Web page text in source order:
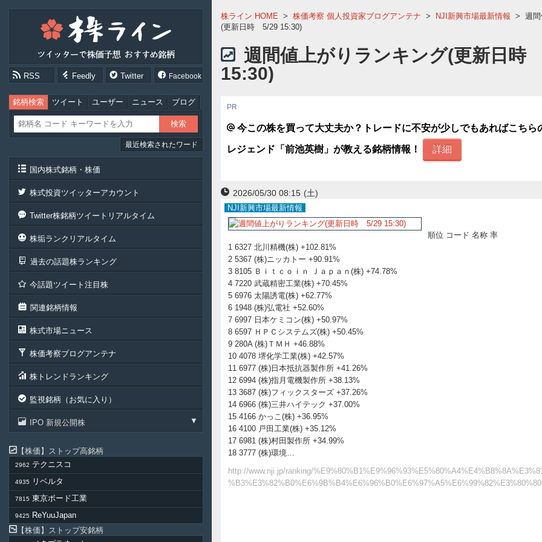
RSS Feedly Twitter Facebook
銘柄検索 ツイート ユーザー ニュース ブログ
最近検索されたワード
国内株式銘柄・株価
株式投資ツイッターアカウント
Twitter株銘柄ツイートリアルタイム
株垢ランクリアルタイム
過去の話題株ランキング
今話題ツイート注目株
関連銘柄情報
株式市場ニュース
株価考察ブログアンテナ
株トレンドランキング
監視銘柄（お気に入り）
IPO 新規公開株
株価 ストップ高銘柄
2962 テクニスコ
4935 リベルタ
7815 東京ボード工業
9425
ReYuuJapan
株価
ストップ安銘柄
株ライン HOME > 株価考察 個人投資家ブログアンテナ > NJI新興市場最新情報 > 週間
(更新日時 5/29 15:30)
週間値上がりランキング(更新日時
15:30)
今この株を買って大丈夫か？トレードに不安が少しでもあればこち
レジェンド「前池英樹」が教える銘柄情報！ 詳細
2026/05/30 08:15 (土)
NJI新興市場最新情報
順位 コード 名称 率
1 6327 北川精機(株) +102.81%
2 5367 (株)ニッカトー +90.91%
3 8105 Ｂｉｔｃｏｉｎ Ｊａｐａｎ(株) +74.78%
4 7220 武蔵精密工業(株) +70.45%
5 6976 太陽誘電(株) +62.77%
6 1948 (株)弘電社 +52.60%
7 6997 日本ケミコン(株) +50.97%
8 6597 ＨＰＣシステムズ(株) +50.45%
9 280A (株)ＴＭＨ +46.88%
10 4078 堺化学工業(株) +42.57%
11 6977 (株)日本抵抗器製作所 +41.26%
12 6994 (株)指月電機製作所 +38.13%
13 3687 (株)フィックスターズ +37.26%
14 6966 (株)三井ハイテック +37.00%
15 4166 かっこ(株) +36.95%
16 4100 戸田工業(株) +35.12%
17 6981 (株)村田製作所 +34.99%
18 3777 (株)環境…
http://www.nji.jp/ranking/